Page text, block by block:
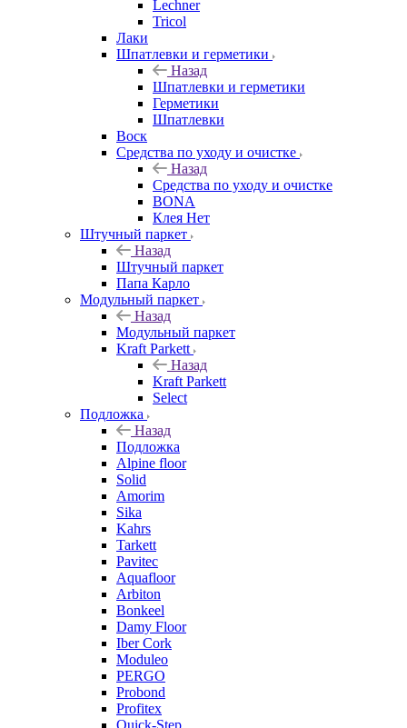
Lechner
Tricol
Лаки
Шпатлевки и герметики
Назад
Шпатлевки и герметики
Герметики
Шпатлевки
Воск
Средства по уходу и очистке
Назад
Средства по уходу и очистке
BONA
Клея Нет
Штучный паркет
Назад
Штучный паркет
Папа Карло
Модульный паркет
Назад
Модульный паркет
Kraft Parkett
Назад
Kraft Parkett
Select
Подложка
Назад
Подложка
Alpine floor
Solid
Amorim
Sika
Kahrs
Tarkett
Pavitec
Aquafloor
Arbiton
Bonkeel
Damy Floor
Iber Cork
Moduleo
PERGO
Probond
Profitex
Quick-Step